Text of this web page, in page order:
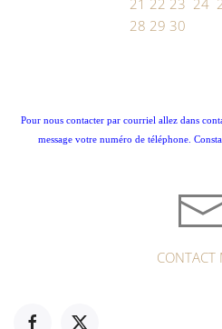
21 22 23 24
28 29 30
Pour nous contacter par courriel allez dans
message votre numéro de téléphone.
CONTACT